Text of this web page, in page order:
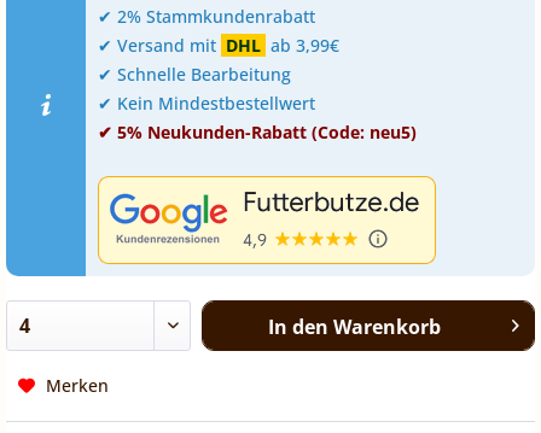
✔ 2% Stammkundenrabatt
✔ Versand mit DHL ab 3,99€
✔ Schnelle Bearbeitung
✔ Kein Mindestbestellwert
✔ 5% Neukunden-Rabatt (Code: neu5)
In den Warenkorb
Merken